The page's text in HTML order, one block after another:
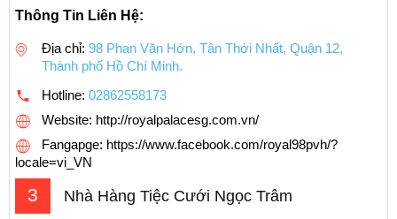
Thông Tin Liên Hệ:
Địa chỉ: 98 Phan Văn Hớn, Tân Thới Nhất, Quận 12,
Thành phố Hồ Chí Minh.
Hotline: 02862558173
Website: http://royalpalacesg.com.vn/
Fangapge: https://www.facebook.com/royal98pvh/?
locale=vi_VN
3 Nhà Hàng Tiệc Cưới Ngọc Trâm